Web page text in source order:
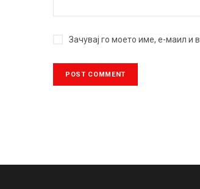
Зачувај го моето име, е-маил и